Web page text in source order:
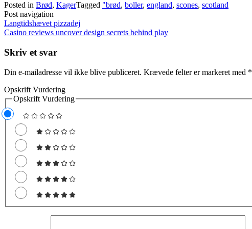
Posted in Brød, KagerTagged "brød, boller, england, scones, scotland
Post navigation
Langtidshævet pizzadej
Casino reviews uncover design secrets behind play
Skriv et svar
Din e-mailadresse vil ikke blive publiceret. Krævede felter er markeret med *
Opskrift Vurdering
Opskrift Vurdering